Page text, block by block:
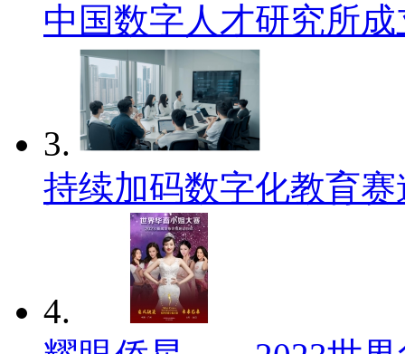
中国数字人才研究所成
3.
持续加码数字化教育赛
4.